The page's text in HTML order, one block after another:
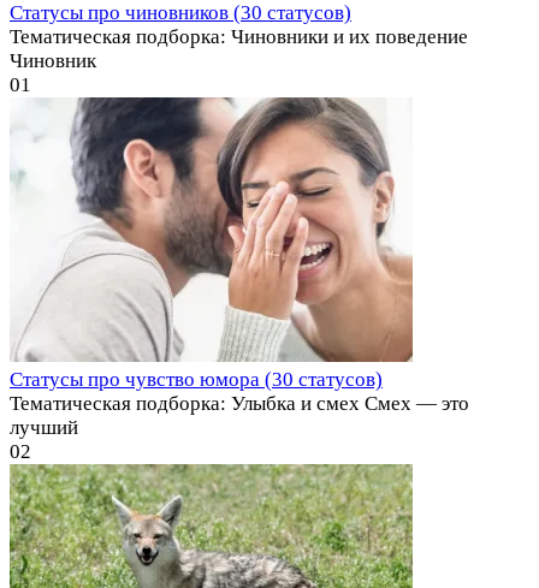
Статусы про чиновников (30 статусов)
Тематическая подборка: Чиновники и их поведение
Чиновник
01
Статусы про чувство юмора (30 статусов)
Тематическая подборка: Улыбка и смех Смех — это
лучший
02